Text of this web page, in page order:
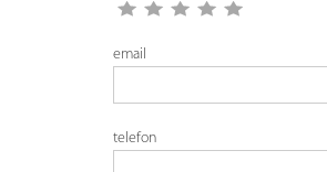
email
telefon